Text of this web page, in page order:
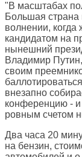
"В масштабах
Большая страна
волнении, когда
кандидатом на
нынешний
Владимир
своим
внезапно
конференцию - и
ровным счетом
Два часа 20
на бензин,